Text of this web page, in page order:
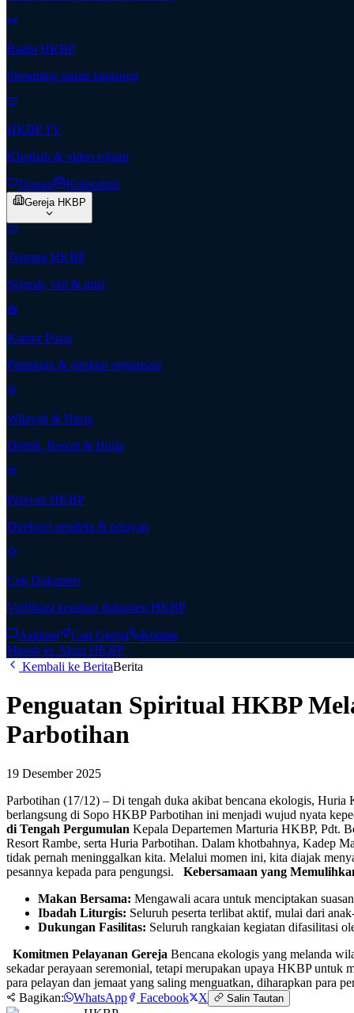
Radio HKBP
Streaming siaran langsung
HKBP TV
Khotbah & video rohani
Donasi Kolportase
Gereja HKBP
Tentang HKBP
Sejarah, visi & misi
Kantor Pusat
Pimpinan & struktur organisasi
Wilayah & Huria
Distrik, Resort & Huria
Pelayan HKBP
Direktori pendeta & pelayan
Cek Dokumen
Verifikasi keaslian dokumen HKBP
Aspirasi Cari Gereja
Kontak
Masuk ke Akun HKBP
Kembali ke BeritaBerita
Penguatan Spiritual HKBP
Parbotihan
19 Desember 2025
Parbotihan (17/12) – Di tengah duka akibat bencana ekologis,
berlangsung di Sopo HKBP Parbotihan ini menjadi wujud nyata
di Tengah Pergumulan Kepala Departemen Marturia HKBP, Pdt.
Resort Rambe, serta Huria Parbotihan. Dalam khotbahnya, Kadep
tidak pernah meninggalkan kita. Melalui momen ini, kita diajak
pesannya kepada para pengungsi.
Kebersamaan yang
Makan Bersama: Mengawali acara untuk menciptakan
Ibadah Liturgis: Seluruh peserta terlibat aktif, mulai dari
Dukungan Fasilitas: Seluruh rangkaian kegiatan difasilitasi
Komitmen Pelayanan Gereja Bencana ekologis yang melanda
sekadar perayaan seremonial, tetapi merupakan upaya HKBP untuk
para pelayan dan jemaat yang saling menguatkan, diharapkan para
Bagikan:
WhatsApp Facebook X Salin Tautan